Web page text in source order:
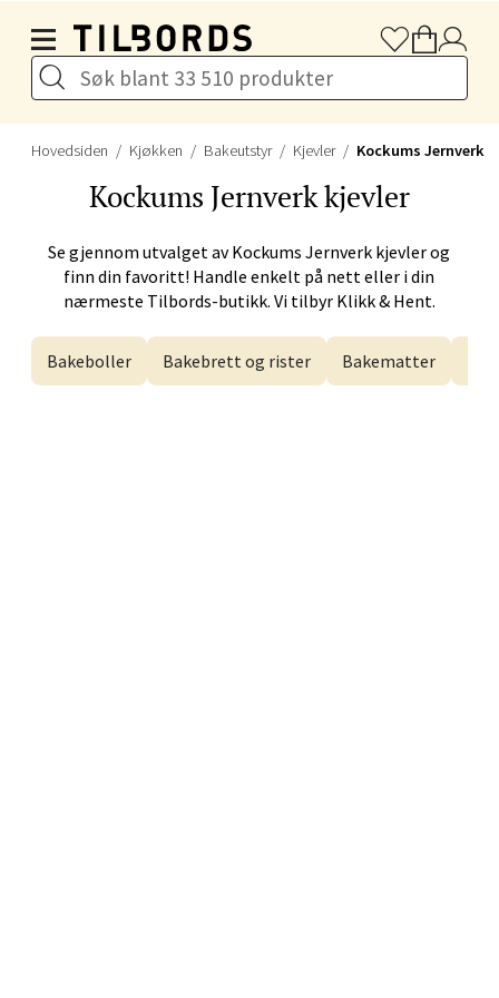
Hovedsiden Kjøkken Bakeutstyr Kjevler Kockums Jernverk
Kockums Jernverkkjevler
Se gjennom utvalget avKockums Jernverk kjevler og
finn din favoritt! Handle enkelt på nett eller i din
nærmeste Tilbords-butikk. Vi tilbyr Klikk & Hent.
Bakeboller Bakebrett og rister Bakematter
Drammen - Gulskogen
Gulskogen Senter, 3048 Drammen
Velg
Stavanger og Sandnes -